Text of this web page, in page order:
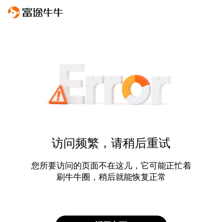
访问频繁，请稍后重试
您所要访问的页面不在这儿，它可能正忙着
刷牛牛圈，稍后就能恢复正常